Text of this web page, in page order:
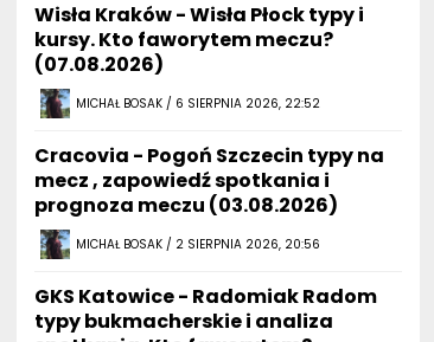
Wisła Kraków - Wisła Płock typy i
kursy. Kto faworytem meczu?
(07.08.2026)
MICHAŁ BOSAK / 6 SIERPNIA 2026, 22:52
Cracovia - Pogoń Szczecin typy na
mecz , zapowiedź spotkania i
prognoza meczu (03.08.2026)
MICHAŁ BOSAK / 2 SIERPNIA 2026, 20:56
GKS Katowice - Radomiak Radom
typy bukmacherskie i analiza